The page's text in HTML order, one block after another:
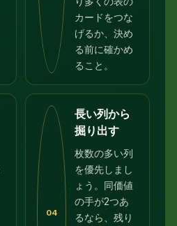
カードをつな
げるか、決め
る前に確かめ
ること。
04
長い列から
掘り出す
枚数の多い列
を優先しまし
ょう。同価値
の手が2つあ
るなら、残り